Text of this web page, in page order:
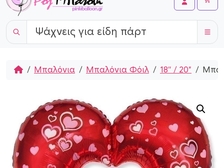
Account
Cart
HomeΜπαλόνια Μπαλόνια Φόιλ 18'' / 20"